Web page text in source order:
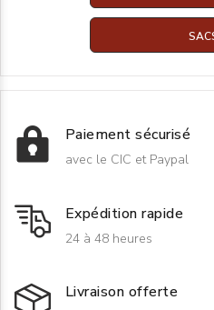
Paiement sécurisé
avec le CIC et Paypal
Expédition rapide
24 à 48 heures
Livraison offerte